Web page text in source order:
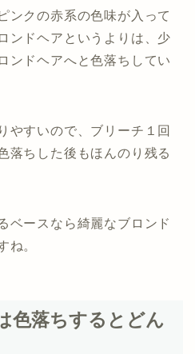
ンクの赤系の色味が入って
ンドヘアというよりは、少
ンドヘアへと色落ちしてい
やすいので、ブリーチ１回
落ちした後もほんのり残る
ベースなら綺麗なブロンド
ね。
色落ちするとどん